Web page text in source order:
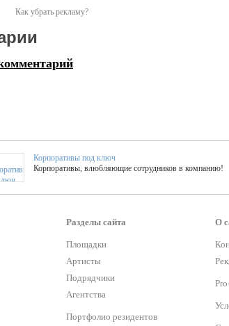
Как убрать рекламу?
Корпоративы под ключ
Корпоративы, влюбляющие сотрудников в компанию!
Более 420 мастер-классов на выезде на мероприятие!
Мастер-классы
ТОП 25 активностей! Смета за 15 минут!
Разделы сайта
Площадки
Артисты
Подрядчики
Агентства
Портфолио резидентов
О